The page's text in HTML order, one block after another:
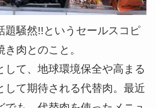
題騒然!!というセールスコピ
肉とのこと。
して、地球環境保全や高まる
して期待される代替肉。最近